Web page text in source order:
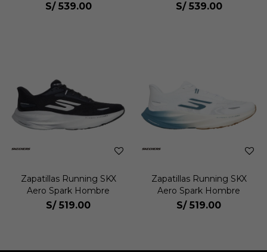
S/ 539.00 S/ 539.00
Zapatillas Running SKX
Aero Spark Hombre
S/ 519.00
Zapatillas Running SKX
Aero Spark Hombre
S/ 519.00